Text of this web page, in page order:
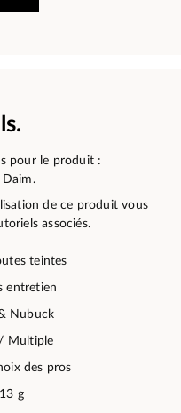
pour le produit :
de ce produit vous
associés.
teintes
entretien
Nubuck
Multiple
des pros
g